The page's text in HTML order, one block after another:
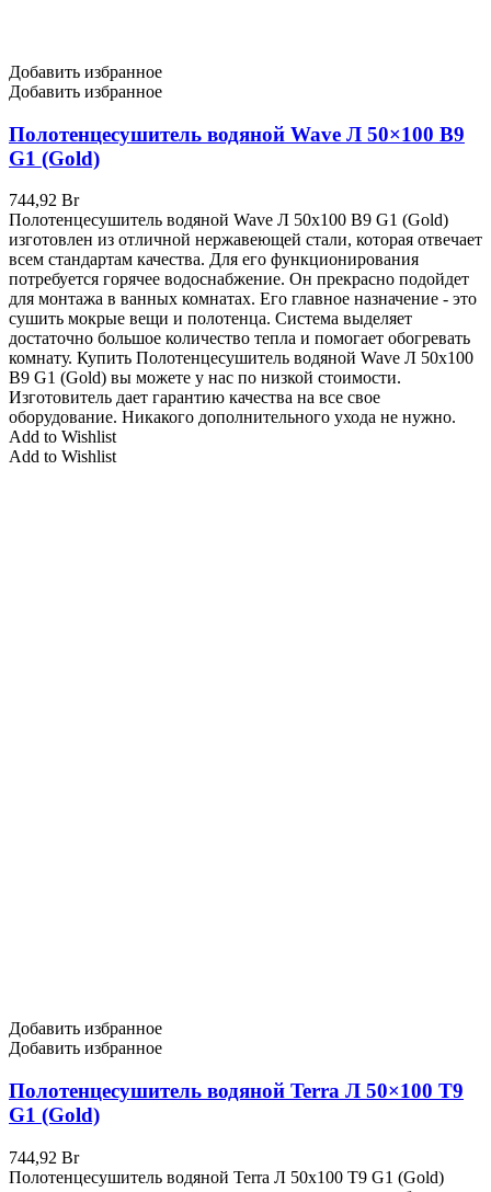
Добавить избранное
Добавить избранное
Полотенцесушитель водяной Wave Л 50×100 В9
G1 (Gold)
744,92 Br
Полотенцесушитель водяной Wave Л 50x100 В9 G1 (Gold)
изготовлен из отличной нержавеющей стали, которая отвечает
всем стандартам качества. Для его функционирования
потребуется горячее водоснабжение. Он прекрасно подойдет
для монтажа в ванных комнатах. Его главное назначение - это
сушить мокрые вещи и полотенца. Система выделяет
достаточно большое количество тепла и помогает обогревать
комнату. Купить Полотенцесушитель водяной Wave Л 50x100
В9 G1 (Gold) вы можете у нас по низкой стоимости.
Изготовитель дает гарантию качества на все свое
оборудование. Никакого дополнительного ухода не нужно.
Add to Wishlist
Add to Wishlist
Добавить избранное
Добавить избранное
Полотенцесушитель водяной Terra Л 50×100 Т9
G1 (Gold)
744,92 Br
Полотенцесушитель водяной Terra Л 50x100 Т9 G1 (Gold)